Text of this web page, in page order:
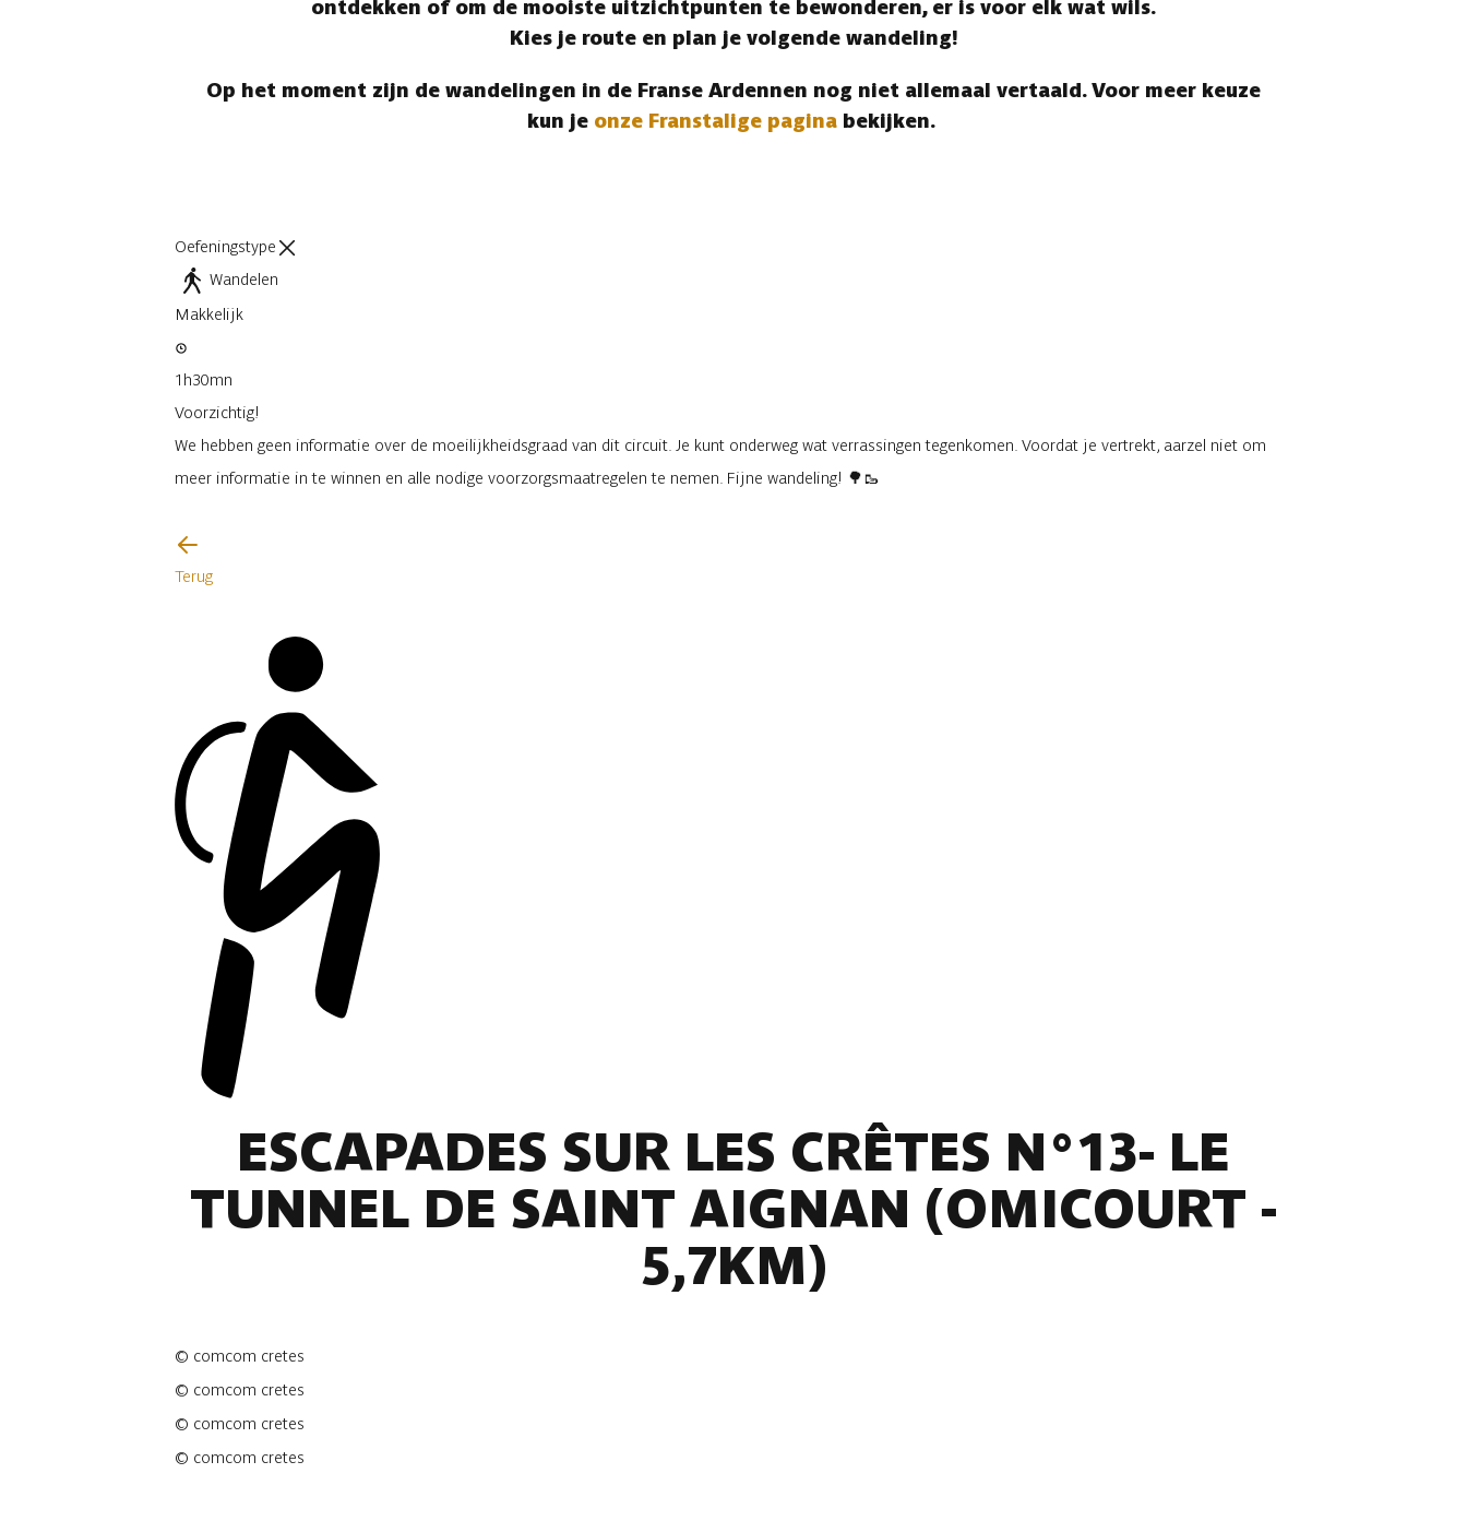
ontdekken of om de mooiste uitzichtpunten te bewonderen, er is voor elk wat wils.
Kies je route en plan je volgende wandeling!
Op het moment zijn de wandelingen in de Franse Ardennen nog niet allemaal vertaald. Voor meer keuze
kun je onze Franstalige pagina bekijken.
Oefeningstype
Wandelen
Makkelijk
1h30mn
Voorzichtig!
We hebben geen informatie over de moeilijkheidsgraad van dit circuit. Je kunt onderweg wat verrassingen tegenkomen. Voordat je vertrekt, aarzel niet om
meer informatie in te winnen en alle nodige voorzorgsmaatregelen te nemen. Fijne wandeling! 🌳🥾
Terug
ESCAPADES SUR LES CRÊTES N°13- LE
TUNNEL DE SAINT AIGNAN (OMICOURT -
5,7KM)
© comcom cretes
© comcom cretes
© comcom cretes
© comcom cretes